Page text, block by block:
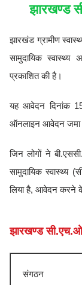
झारखण्ड
झारखंड ग्रामीण
सामुदायिक
प्रकाशित की है।
यह आवेदन दिनांक
ऑनलाइन आवेदन जमा
जिन लोगों ने
सामुदायिक स्वास्थ्य
लिया है, आवेदन करने
झारखण्ड
संगठन